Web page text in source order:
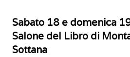
Sabato 18 e domenica
Salone del Libro di
Sottana